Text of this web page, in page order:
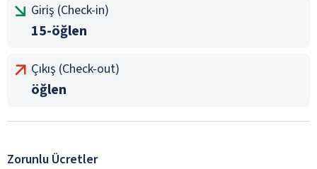
Giriş (Check-in)
15-öğlen
Çıkış (Check-out)
öğlen
Zorunlu Ücretler